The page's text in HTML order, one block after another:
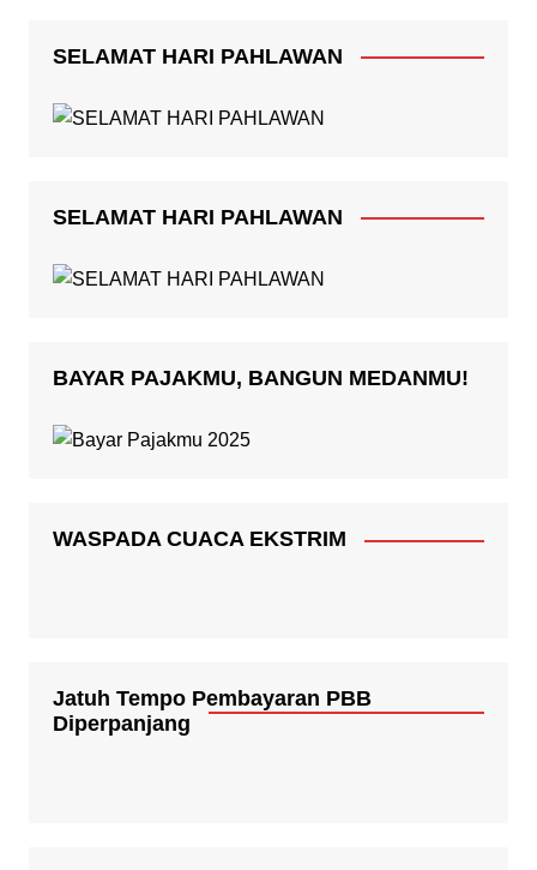
SELAMAT HARI PAHLAWAN
SELAMAT HARI PAHLAWAN
BAYAR PAJAKMU, BANGUN MEDANMU!
WASPADA CUACA EKSTRIM
Jatuh Tempo Pembayaran PBB
Diperpanjang